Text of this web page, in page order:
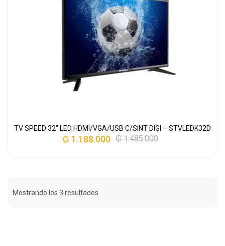
TV SPEED 32″ LED HDMI/VGA/USB C/SINT DIGI – STVLEDK32D
₲1.485.000
₲ 1.188.000
Mostrando los 3 resultados